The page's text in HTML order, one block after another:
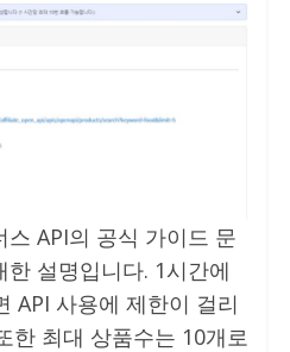
API의 공식 가이드 문
설명입니다. 1시간에
API 사용에 제한이 걸리
한 최대 상품수는 10개로